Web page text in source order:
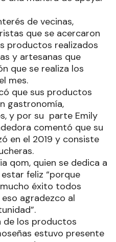
de vecinas,
que se acercaron
productos realizados
y artesanas que
que se realiza los
mes.
que sus productos
gastronomía,
y por su parte Emily
comentó que su
en el 2019 y consiste
qom, quien se dedica a
feliz “porque
éxito todos
agradezco al
de los productos
estuvo presente